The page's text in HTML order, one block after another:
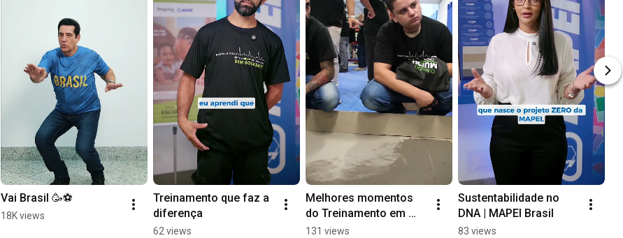
Vai Brasil 🥳⚽
18K views
Treinamento que faz a
diferença
62 views
Melhores momentos
do Treinamento em
parceria com a
131 views
Sustentabilidade no
DNA | MAPEI Brasil
83 views